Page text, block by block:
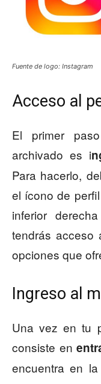
Fuente de logo: Instagram
Acceso al
El primer
archivado es i
Para hacerlo,
el ícono de
inferior
tendrás acceso
opciones que
Ingreso al
Una vez en tu
consiste en
encuentra en